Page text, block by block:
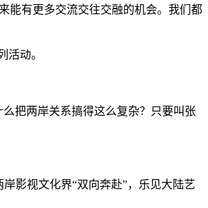
有更多交流交往交融的机会。我们都
动。
把两岸关系搞得这么复杂？只要叫张
影视文化界“双向奔赴”，乐见大陆艺